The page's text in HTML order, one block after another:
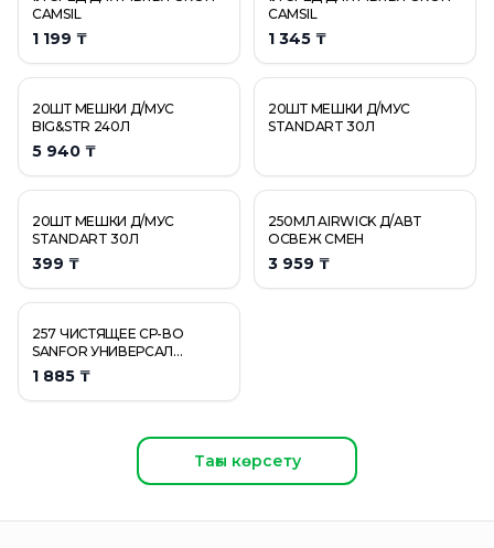
CAMSIL
1 199 ₸
CAMSIL
1 345 ₸
20ШТ МЕШКИ Д/МУС
BIG&STR 240Л
5 940 ₸
20ШТ МЕШКИ Д/МУС
STANDART 30Л
20ШТ МЕШКИ Д/МУС
STANDART 30Л
399 ₸
250МЛ AIRWICK Д/АВТ
ОСВЕЖ СМЕН
3 959 ₸
257 ЧИСТЯЩЕЕ СР-ВО
SANFOR УНИВЕРСАЛ
ЛИМОННАЯ СВЕЖЕСТЬ 1,5
Л/6
1 885 ₸
Тағы көрсету